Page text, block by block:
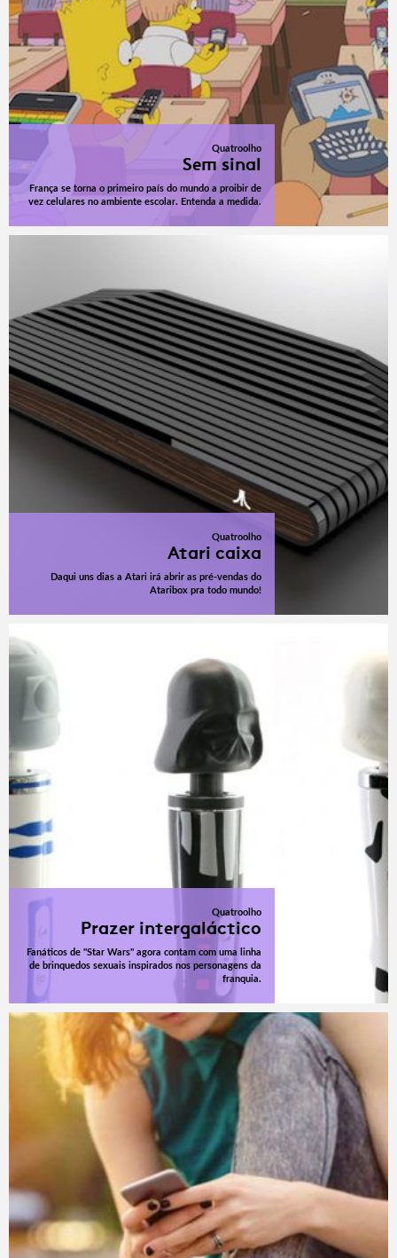
Quatroolho
Sem sinal
França se torna o primeiro país do mundo a proibir de
vez celulares no ambiente escolar. Entenda a medida.
Quatroolho
Atari caixa
Daqui uns dias a Atari irá abrir as pré-vendas do
Ataribox pra todo mundo!
Quatroolho
Prazer intergaláctico
Fanáticos de "Star Wars" agora contam com uma linha
de brinquedos sexuais inspirados nos personagens da
franquia.